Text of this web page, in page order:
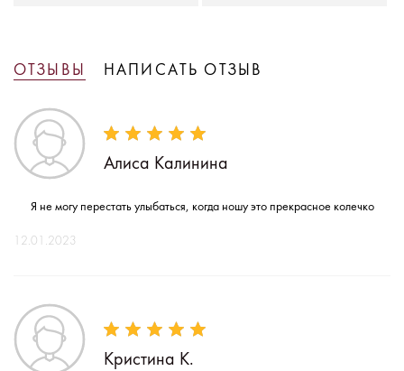
ОТЗЫВЫ НАПИСАТЬ ОТЗЫВ
Алиса Калинина
Я не могу перестать улыбаться, когда ношу это прекрасное колечко
12.01.2023
Кристина К.